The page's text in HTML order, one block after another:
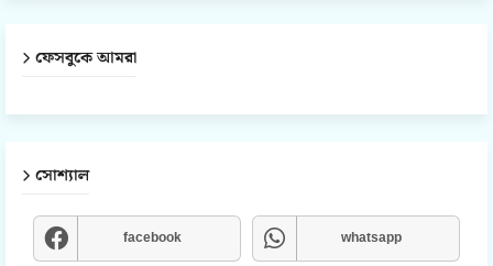
ফেসবুকে আমরা
সোশ্যাল
facebook whatsapp